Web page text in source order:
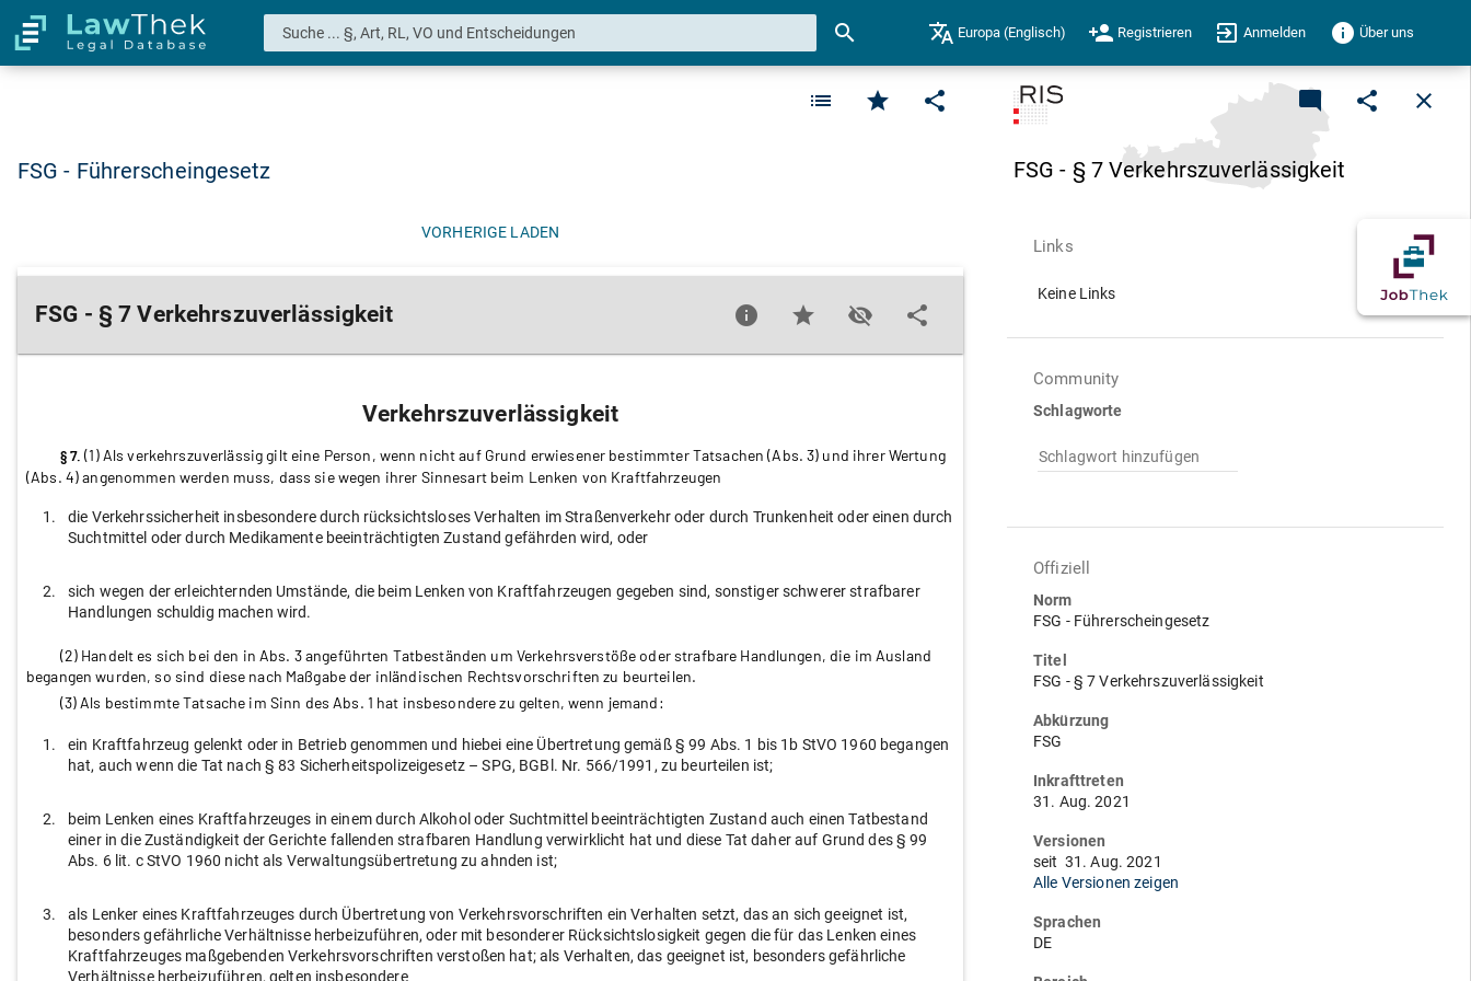
search translate Europa (Englisch) person_add Registrieren exit_to_app Anmelden info Über uns
list star share
FSG - Führerscheingesetz
VORHERIGE LADEN
FSG - § 7 Verkehrszuverlässigkeit info star visibility_off share
Verkehrszuverlässigkeit
§ 7. (1) Als verkehrszuverlässig gilt eine Person, wenn nicht auf Grund erwiesener bestimmter Tatsachen (Abs. 3) und ihrer Wertung
(Abs. 4) angenommen werden muss, dass sie wegen ihrer Sinnesart beim Lenken von Kraftfahrzeugen
1.
die Verkehrssicherheit insbesondere durch rücksichtsloses Verhalten im Straßenverkehr oder durch Trunkenheit oder einen durch
Suchtmittel oder durch Medikamente beeinträchtigten Zustand gefährden wird, oder
2.
sich wegen der erleichternden Umstände, die beim Lenken von Kraftfahrzeugen gegeben sind, sonstiger schwerer strafbarer
Handlungen schuldig machen wird.
(2) Handelt es sich bei den in Abs. 3 angeführten Tatbeständen um Verkehrsverstöße oder strafbare Handlungen, die im Ausland
begangen wurden, so sind diese nach Maßgabe der inländischen Rechtsvorschriften zu beurteilen.
(3) Als bestimmte Tatsache im Sinn des Abs. 1 hat insbesondere zu gelten, wenn jemand:
1.
ein Kraftfahrzeug gelenkt oder in Betrieb genommen und hiebei eine Übertretung gemäß § 99 Abs. 1 bis 1b StVO 1960 begangen
hat, auch wenn die Tat nach § 83 Sicherheitspolizeigesetz – SPG, BGBl. Nr. 566/1991, zu beurteilen ist;
2.
beim Lenken eines Kraftfahrzeuges in einem durch Alkohol oder Suchtmittel beeinträchtigten Zustand auch einen Tatbestand
einer in die Zuständigkeit der Gerichte fallenden strafbaren Handlung verwirklicht hat und diese Tat daher auf Grund des § 99
Abs. 6 lit. c StVO 1960 nicht als Verwaltungsübertretung zu ahnden ist;
3.
als Lenker eines Kraftfahrzeuges durch Übertretung von Verkehrsvorschriften ein Verhalten setzt, das an sich geeignet ist,
besonders gefährliche Verhältnisse herbeizuführen, oder mit besonderer Rücksichtslosigkeit gegen die für das Lenken eines
Kraftfahrzeuges maßgebenden Verkehrsvorschriften verstoßen hat; als Verhalten, das geeignet ist, besonders gefährliche
Verhältnisse herbeizuführen, gelten insbesondere
mode_comment share close
FSG - § 7 Verkehrszuverlässigkeit
Links
Keine Links
Community
Schlagworte
Schlagwort hinzufügen
Offiziell
Norm
FSG - Führerscheingesetz
Titel
FSG - § 7 Verkehrszuverlässigkeit
Abkürzung
FSG
Inkrafttreten
31. Aug. 2021
Versionen
seit 31. Aug. 2021
Alle Versionen zeigen
Sprachen
DE